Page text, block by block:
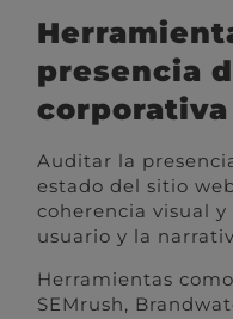
presencia
corporativa
Auditar la
estado del sitio
coherencia visual
usuario y la
Herramientas
SEMrush,